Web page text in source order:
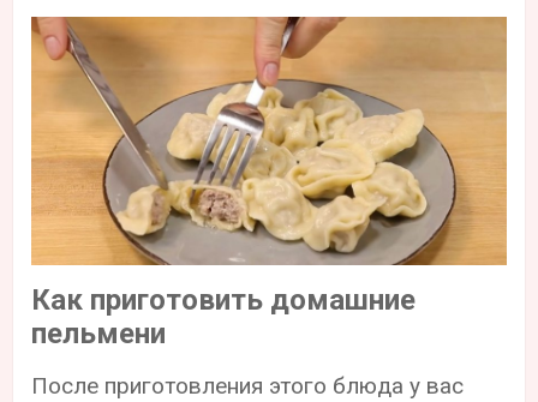
Как приготовить домашние
пельмени
После приготовления этого блюда у вас